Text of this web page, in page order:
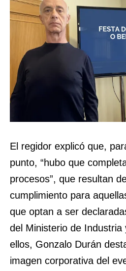
El regidor explicó que,
punto, “hubo que
procesos”, que resultan
cumplimiento para
que optan a ser
del Ministerio de Industria
ellos, Gonzalo Durán
imagen corporativa del